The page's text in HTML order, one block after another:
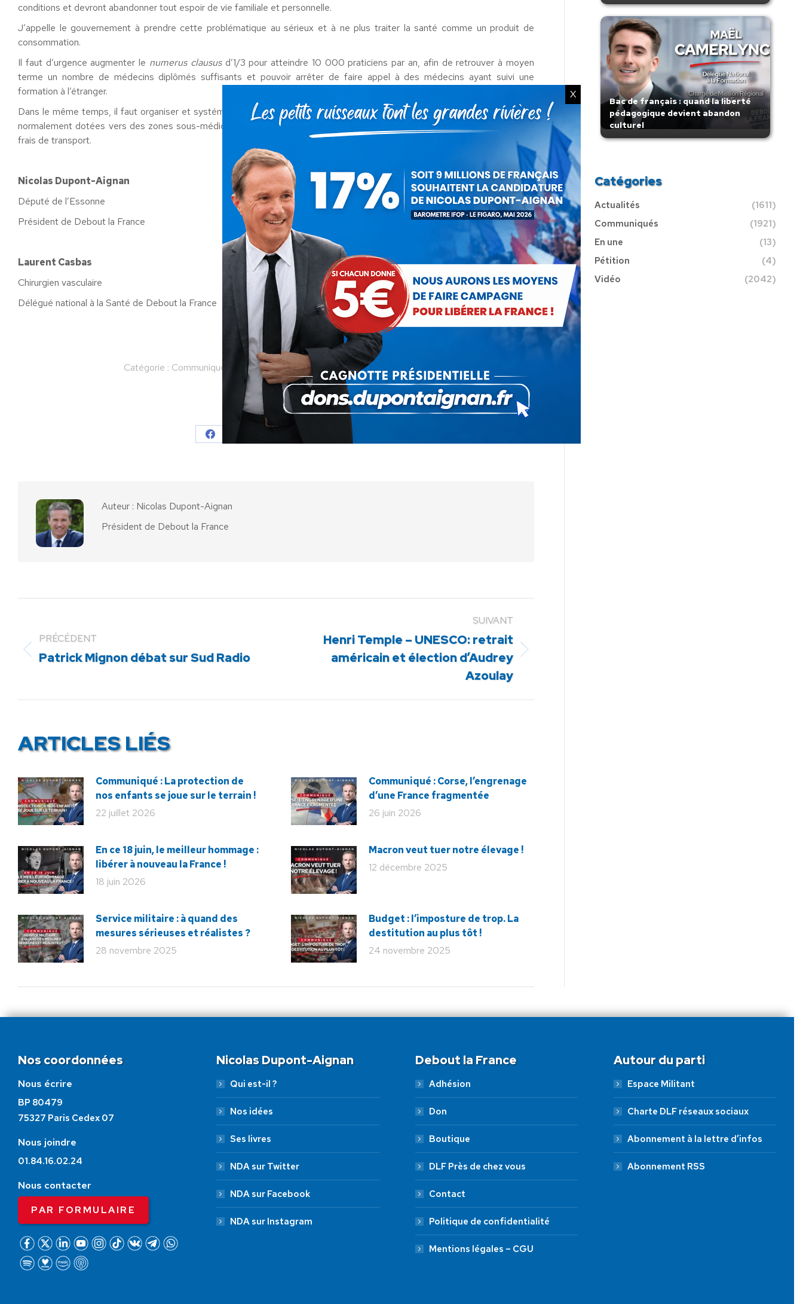
conditions et devront abandonner tout espoir de vie familiale et personnelle.
J’appelle le gouvernement à prendre cette problématique au sérieux et à ne plus traiter la santé comme un produit de
consommation.
Il faut d’urgence augmenter le numerus claususd’1/3 pour atteindre 10 000 praticiens par an, afin de retrouver à moyen
terme un nombre de médecins diplômés suffisants et pouvoir arrêter de faire appel à des médecins ayant suivi une
formation à l’étranger.
Dans le même temps, il faut organiser et systématiser des consultations de généralistes et spécialistes venant des zones
normalement dotées vers des zones sous-médicalisées, sous forme de consultation avancée, avec la prise en charge des
frais de transport.
Nicolas Dupont-Aignan
Député de l’Essonne
Président de Debout la France
Laurent Casbas
Chirurgien vasculaire
Délégué national à la Santé de Debout la France
Catégorie : Communiqués ParNicolas Dupont-Aignan 13 octobre 2017
Partager cet article
PartagerPartagerPartagerPartagerPartager
Auteur : Nicolas Dupont-Aignan
Président de Debout la France
PRÉCÉDENT
Article
Patrick Mignon débat sur Sud Radio
SUIVANT
Henri Temple – UNESCO: retrait
américain et élection d’Audrey
Azoulay
ARTICLES LIÉS
Communiqué : La protection de
nos enfants se joue sur le terrain !
22 juillet 2026
Communiqué : Corse, l’engrenage
d’une France fragmentée
26 juin 2026
En ce 18 juin, le meilleur hommage :
libérer à nouveau la France !
18 juin 2026
Macron veut tuer notre élevage !
12 décembre 2025
Service militaire : à quand des
mesures sérieuses et réalistes ?
28 novembre 2025
Budget : l’imposture de trop. La
destitution au plus tôt !
24 novembre 2025
Bac de français : quand la liberté
pédagogique devient abandon
culturel
Catégories
Actualités
(1611)
Communiqués
(1921)
En une
(13)
Pétition
(4)
Vidéo
(2042)
Nos coordonnées
Nous écrire
BP 80479
75327 Paris Cedex 07
Nous joindre
01.84.16.02.24
Nous contacter
PAR FORMULAIRE
Nicolas Dupont-Aignan
Qui est-il ?
Nos idées
Ses livres
NDA sur Twitter
NDA sur Facebook
NDA sur Instagram
Debout la France
Adhésion
Don
Boutique
DLF Près de chez vous
Contact
Politique de confidentialité
Mentions légales – CGU
Autour du parti
Espace Militant
Charte DLF réseaux sociaux
Abonnement à la lettre d’infos
Abonnement RSS
X